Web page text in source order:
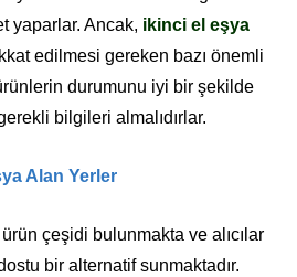
yaparlar. Ancak, ikinci el eşya
edilmesi gereken bazı önemli
durumunu iyi bir şekilde
bilgileri almalıdırlar.
Alan Yerler
çeşidi bulunmakta ve alıcılar
bir alternatif sunmaktadır.